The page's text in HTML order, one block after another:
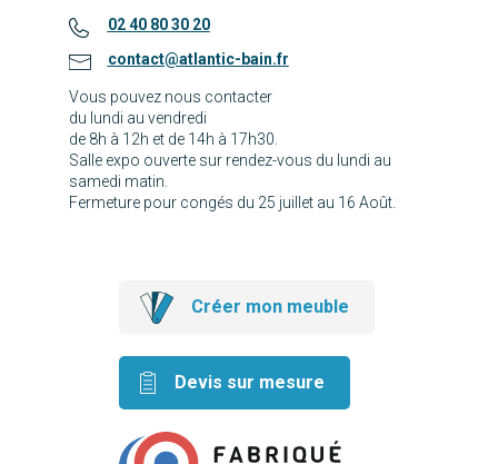
02 40 80 30 20
contact@atlantic-bain.fr
Vous pouvez nous contacter
du lundi au vendredi
de 8h à 12h et de 14h à 17h30.
Salle expo ouverte sur rendez-vous du lundi au
samedi matin.
Fermeture pour congés du 25 juillet au 16 Août.
Créer mon meuble
Devis sur mesure